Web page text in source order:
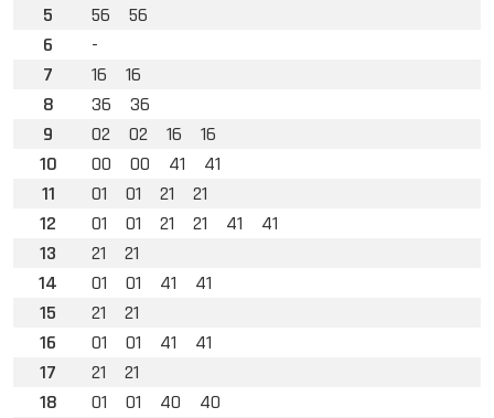
5
56
56
6
-
7
16
16
8
36
36
9
02 02 16
16
10
00 00 41
41
11
01 01 21
21
12
01 01 21 21 41
41
13
21
21
14
01 01 41
41
15
21
21
16
01 01 41
41
17
21
21
18
01 01 40
40